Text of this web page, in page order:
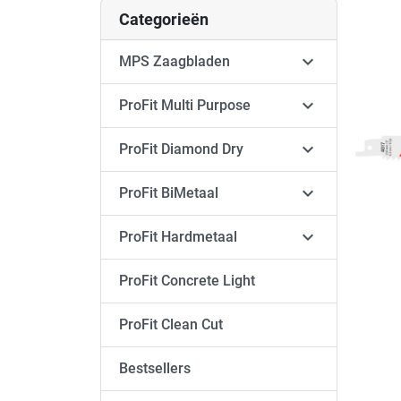
Categorieën
MPS Zaagbladen 
ProFit Multi Purpose 
ProFit Diamond Dry 
ProFit BiMetaal 
ProFit Hardmetaal 
ProFit Concrete Light
ProFit Clean Cut
Bestsellers